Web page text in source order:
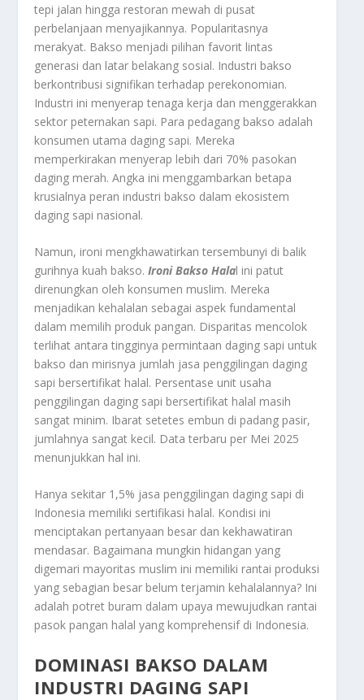
tepi jalan hingga restoran mewah di pusat
perbelanjaan menyajikannya. Popularitasnya
merakyat. Bakso menjadi pilihan favorit lintas
generasi dan latar belakang sosial. Industri bakso
berkontribusi signifikan terhadap perekonomian.
Industri ini menyerap tenaga kerja dan menggerakkan
sektor peternakan sapi. Para pedagang bakso adalah
konsumen utama daging sapi. Mereka
memperkirakan menyerap lebih dari 70% pasokan
daging merah. Angka ini menggambarkan betapa
krusialnya peran industri bakso dalam ekosistem
daging sapi nasional.
Namun, ironi mengkhawatirkan tersembunyi di balik
gurihnya kuah bakso.Ironi Bakso Halal ini patut
direnungkan oleh konsumen muslim. Mereka
menjadikan kehalalan sebagai aspek fundamental
dalam memilih produk pangan. Disparitas mencolok
terlihat antara tingginya permintaan daging sapi untuk
bakso dan mirisnya jumlah jasa penggilingan daging
sapi bersertifikat halal. Persentase unit usaha
penggilingan daging sapi bersertifikat halal masih
sangat minim. Ibarat setetes embun di padang pasir,
jumlahnya sangat kecil. Data terbaru per Mei 2025
menunjukkan hal ini.
Hanya sekitar 1,5% jasa penggilingan daging sapi di
Indonesia memiliki sertifikasi halal. Kondisi ini
menciptakan pertanyaan besar dan kekhawatiran
mendasar. Bagaimana mungkin hidangan yang
digemari mayoritas muslim ini memiliki rantai produksi
yang sebagian besar belum terjamin kehalalannya? Ini
adalah potret buram dalam upaya mewujudkan rantai
pasok pangan halal yang komprehensif di Indonesia.
DOMINASI BAKSO DALAM
INDUSTRI DAGING SAPI